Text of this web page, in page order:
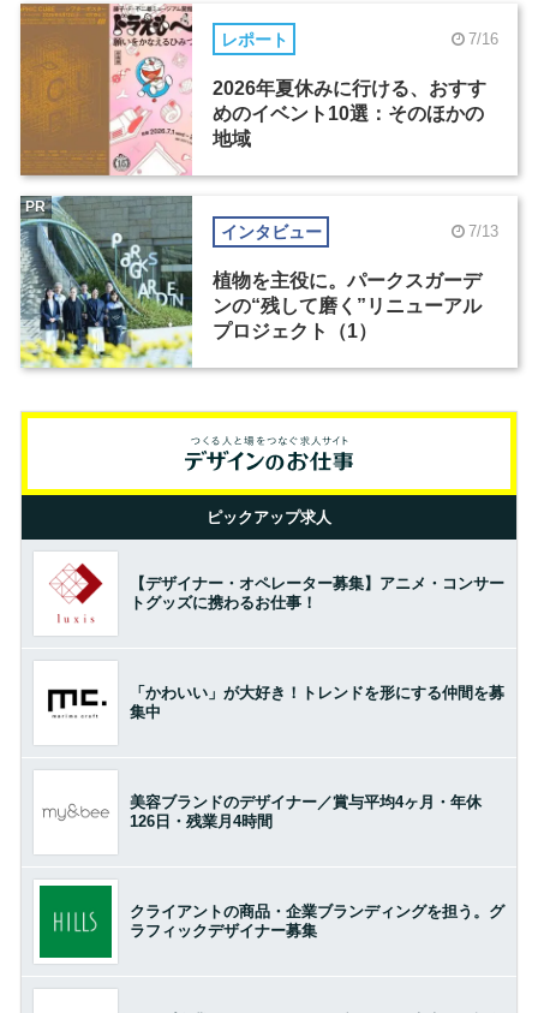
レポート 7/16
2026年夏休みに行ける、おすす
めのイベント10選：そのほかの
地域
インタビュー 7/13
植物を主役に。パークスガーデ
ンの“残して磨く”リニューアル
プロジェクト（1）
PR
ピックアップ求人
【デザイナー・オペレーター募集】アニメ・コンサー
トグッズに携わるお仕事！
「かわいい」が大好き！トレンドを形にする仲間を募
集中
美容ブランドのデザイナー／賞与平均4ヶ月・年休
126日・残業月4時間
クライアントの商品・企業ブランディングを担う。グ
ラフィックデザイナー募集